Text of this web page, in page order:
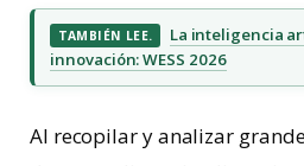
TAMBIÉN LEE.
La inteligencia
innovación: WESS 2026
Al recopilar y analizar